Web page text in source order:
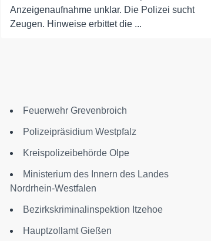
Anzeigenaufnahme unklar. Die Polizei sucht
Zeugen. Hinweise erbittet die ...
Feuerwehr Grevenbroich
Polizeipräsidium Westpfalz
Kreispolizeibehörde Olpe
Ministerium des Innern des Landes
Nordrhein-Westfalen
Bezirkskriminalinspektion Itzehoe
Hauptzollamt Gießen